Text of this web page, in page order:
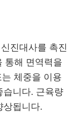
진대사를 촉진
통해 면역력을
체중을 이용
습니다. 근육량
상됩니다.